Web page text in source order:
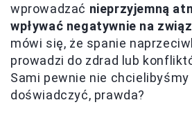
wprowadzać nieprzyjemną
wpływać negatywnie na
mówi się, że spanie
prowadzi do zdrad lub
Sami pewnie nie
doświadczyć, prawda?